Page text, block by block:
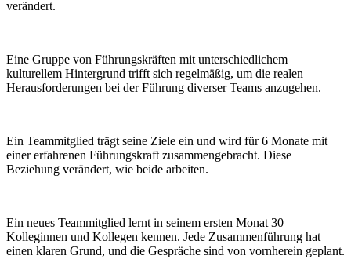
verändert.
Eine Gruppe von Führungskräften mit unterschiedlichem
kulturellem Hintergrund trifft sich regelmäßig, um die realen
Herausforderungen bei der Führung diverser Teams anzugehen.
Ein Teammitglied trägt seine Ziele ein und wird für 6 Monate mit
einer erfahrenen Führungskraft zusammengebracht. Diese
Beziehung verändert, wie beide arbeiten.
Ein neues Teammitglied lernt in seinem ersten Monat 30
Kolleginnen und Kollegen kennen. Jede Zusammenführung hat
einen klaren Grund, und die Gespräche sind von vornherein geplant.